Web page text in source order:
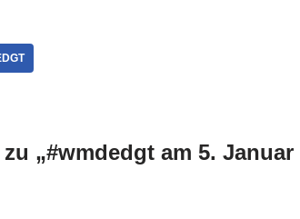
„#wmdedgt am 5. Januar